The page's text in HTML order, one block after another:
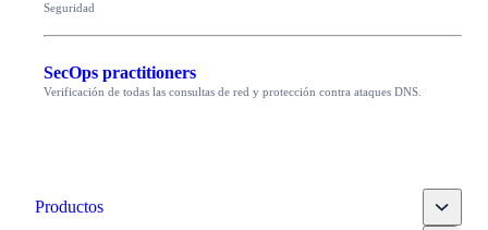
Seguridad
SecOps practitioners
Verificación de todas las consultas de red y protección contra ataques DNS.
Productos Toggle